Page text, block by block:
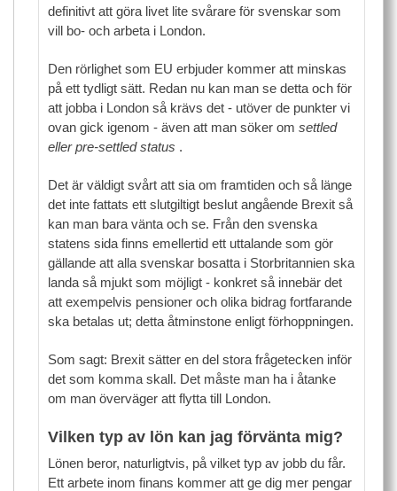
definitivt att göra livet lite svårare för svenskar som
vill bo- och arbeta i London.
Den rörlighet som EU erbjuder kommer att minskas
på ett tydligt sätt. Redan nu kan man se detta och för
att jobba i London så krävs det - utöver de punkter vi
ovan gick igenom - även att man söker omsettled
eller pre-settled status .
Det är väldigt svårt att sia om framtiden och så länge
det inte fattats ett slutgiltigt beslut angående Brexit så
kan man bara vänta och se. Från den svenska
statens sida finns emellertid ett uttalande som gör
gällande att alla svenskar bosatta i Storbritannien ska
landa så mjukt som möjligt - konkret så innebär det
att exempelvis pensioner och olika bidrag fortfarande
ska betalas ut; detta åtminstone enligt förhoppningen.
Som sagt: Brexit sätter en del stora frågetecken inför
det som komma skall. Det måste man ha i åtanke
om man överväger att flytta till London.
Vilken typ av lön kan jag förvänta mig?
Lönen beror, naturligtvis, på vilket typ av jobb du får.
Ett arbete inom finans kommer att ge dig mer pengar